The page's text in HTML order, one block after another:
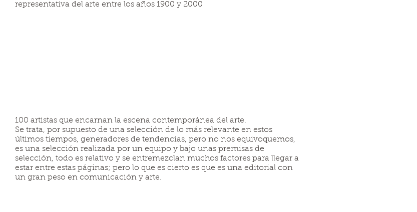
representativa del arte entre los años 1900 y 2000
100 artistas que encarnan la escena contemporánea del arte.
Se trata, por supuesto de una selección de lo más relevante en estos
últimos tiempos, generadores de tendencias, pero no nos equivoquemos,
es una selección realizada por un equipo y bajo unas premisas de
selección, todo es relativo y se entremezclan muchos factores para llegar a
estar entre estas páginas; pero lo que es cierto es que es una editorial con
un gran peso en comunicación y arte.